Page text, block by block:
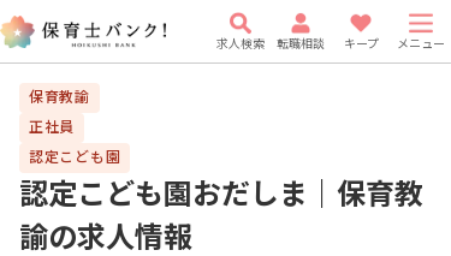
求人検索 転職相談 キープ メニュー
保育教諭
正社員
認定こども園
認定こども園おだしま｜保育教
諭の求人情報